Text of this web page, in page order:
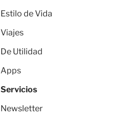
Estilo de Vida
Viajes
De Utilidad
Apps
Servicios
Newsletter